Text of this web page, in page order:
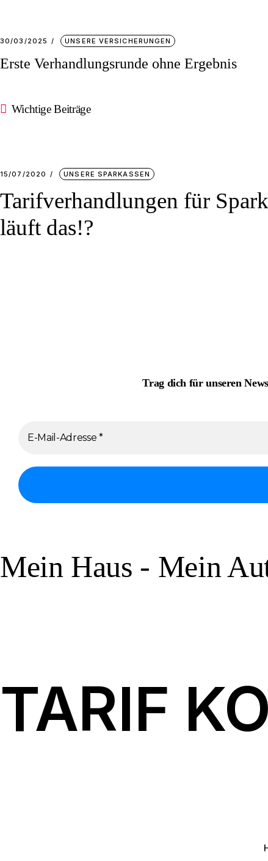
30/03/2025 UNSERE VERSICHERUNGEN
Erste Verhandlungsrunde ohne Ergebnis
Wichtige Beiträge
15/07/2020 UNSERE SPARKASSEN
Tarifverhandlungen für
läuft das!?
Trag dich für unseren
Mein Haus - Mein
TARIF